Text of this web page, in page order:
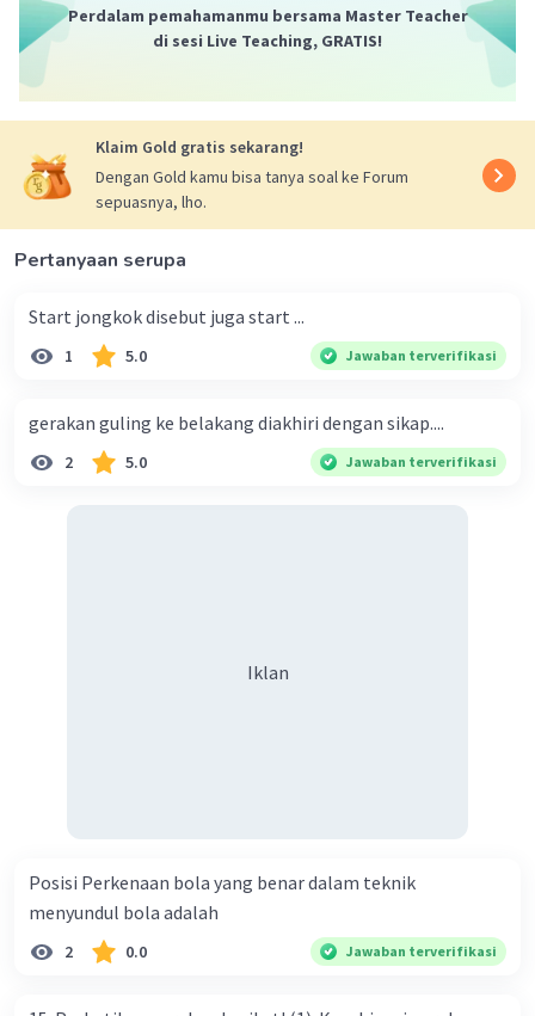
Perdalam pemahamanmu bersama Master Teacher
di sesi Live Teaching, GRATIS!
Klaim Gold gratis sekarang!
Dengan Gold kamu bisa tanya soal ke Forum
sepuasnya, lho.
Pertanyaan serupa
Start jongkok disebut juga start ...
1 5.0 Jawaban terverifikasi
gerakan guling ke belakang diakhiri dengan sikap....
2 5.0 Jawaban terverifikasi
Iklan
Posisi Perkenaan bola yang benar dalam teknik
menyundul bola adalah​
2 0.0 Jawaban terverifikasi